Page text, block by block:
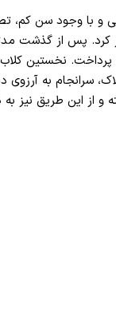
و با وجود سن کم،
کرد. پس از گذشت
نخستین
سرانجام به
و از این طریق